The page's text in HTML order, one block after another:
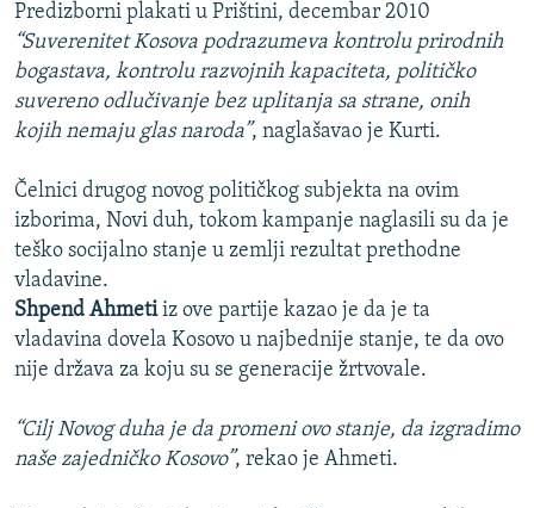
Predizborni plakati u Prištini, decembar 2010
“Suverenitet Kosova podrazumeva kontrolu prirodnih
bogastava, kontrolu razvojnih kapaciteta, političko
suvereno odlučivanje bez uplitanja sa strane, onih
kojih nemaju glas naroda”, naglašavao je Kurti.
Čelnici drugog novog političkog subjekta na ovim
izborima, Novi duh, tokom kampanje naglasili su da je
teško socijalno stanje u zemlji rezultat prethodne
vladavine.
Shpend Ahmetiiz ove partije kazao je da je ta
vladavina dovela Kosovo u najbednije stanje, te da ovo
nije država za koju su se generacije žrtvovale.
“Cilj Novog duha je da promeni ovo stanje, da izgradimo
naše zajedničko Kosovo”, rekao je Ahmeti.